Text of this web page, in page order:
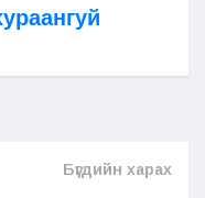
Бүгдийн харах